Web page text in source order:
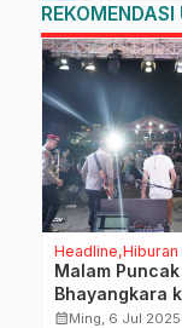
Headline Hiburan
Malam
Bhayangkara
Polda Sulbar:
calendar_monthMing, 6 Jul 2025